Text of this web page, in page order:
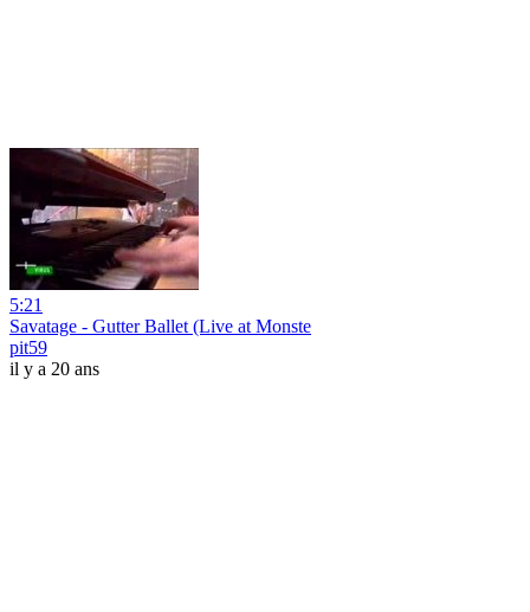
5:21
Savatage - Gutter Ballet (Live at Monste
pit59
il y a 20 ans